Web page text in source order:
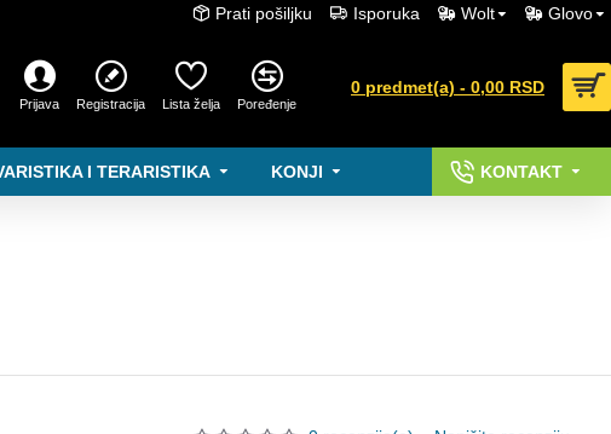
Prati pošiljku Isporuka Wolt Glovo
Prijava Registracija Lista želja Poređenje
0 predmet(a) - 0,00 RSD
I TERARISTIKA KONJI KONTAKT